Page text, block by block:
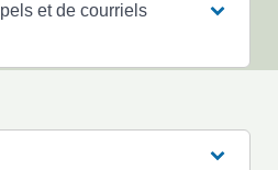
et de courriels